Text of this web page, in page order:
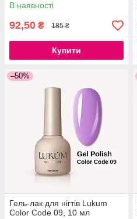
В наявності
92,50 ₴ 185 ₴
Купити
–50%
Гель-лак для нігтів Lukum
Color Code 09, 10 мл